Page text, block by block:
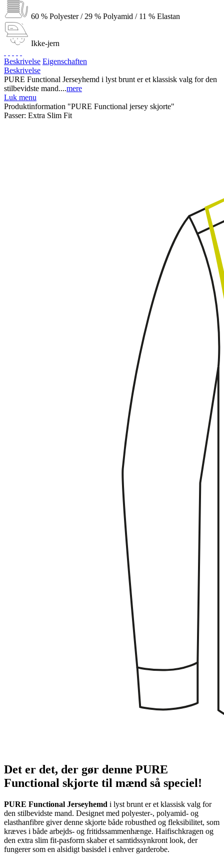
60 % Polyester / 29 % Polyamid / 11 % Elastan
Ikke-jern
Beskrivelse Eigenschaften
Beskrivelse
PURE Functional Jerseyhemd i lyst brunt er et klassisk valg for den
stilbevidste mand....mere
Luk menu
Produktinformation "PURE Functional jersey skjorte"
Passer: Extra Slim Fit
Det er det, der gør denne PURE
Functional skjorte til mænd så speciel!
PURE Functional Jerseyhemd i lyst brunt er et klassisk valg for
den stilbevidste mand. Designet med polyester-, polyamid- og
elasthanfibre giver denne skjorte både robusthed og fleksibilitet, som
kræves i både arbejds- og fritidssammenhænge. Haifischkragen og
den extra slim fit-pasform skaber et samtidssynkront look, der
fungerer som en alsidigt basisdel i enhver garderobe.